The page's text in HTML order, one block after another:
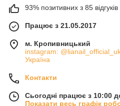
93% позитивних з 85 відгуків
Працює з 21.05.2017
м. Кропивницький
instagram:
Україна
Контакти
Сьогодні працює з 10:00
Показати весь графік